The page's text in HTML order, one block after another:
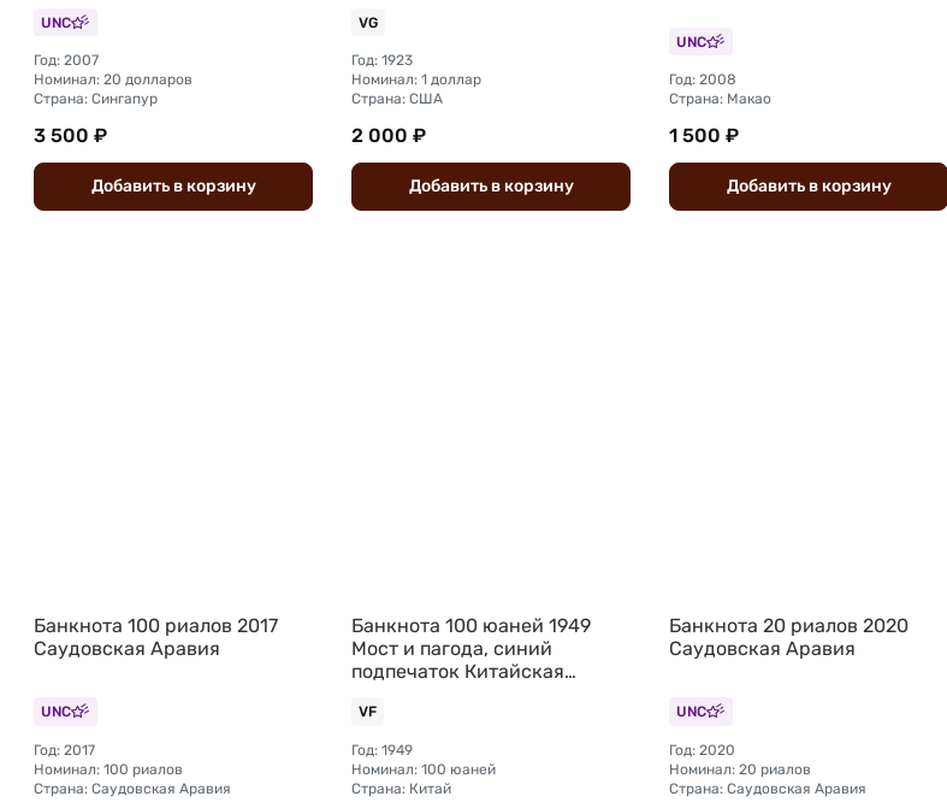
UNC
Год: 2007
Номинал: 20 долларов
Страна: Сингапур
3 500 ₽
Добавить вкорзину
VG
Год: 1923
Номинал: 1 доллар
Страна: США
2 000 ₽
Добавить вкорзину
UNC
Год: 2008
Страна: Макао
1 500 ₽
Добавить вкорзину
Банкнота 100 риалов 2017
Саудовская Аравия
UNC
Год: 2017
Номинал: 100 риалов
Страна: Саудовская Аравия
Банкнота 100 юаней 1949
Мост и пагода, синий
подпечаток Китайская
VF
Год: 1949
Номинал: 100 юаней
Страна: Китай
Банкнота 20 риалов 2020
Саудовская Аравия
UNC
Год: 2020
Номинал: 20 риалов
Страна: Саудовская Аравия